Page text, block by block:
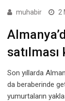
muhabir 2
satılması
Son yıllarda
da beraberinde
yumurtaların